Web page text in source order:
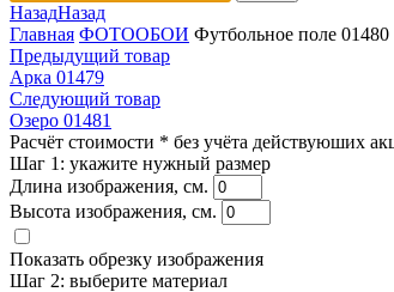
НазадНазад
Главная ФОТООБОИ Футбольное поле 01480
Предыдущий товар
Арка 01479
Следующий товар
Озеро 01481
Расчёт стоимости * без учёта действуюших
Шаг 1: укажите нужный размер
Длина изображения, см.
Высота изображения, см.
Показать обрезку изображения
Шаг 2: выберите материал